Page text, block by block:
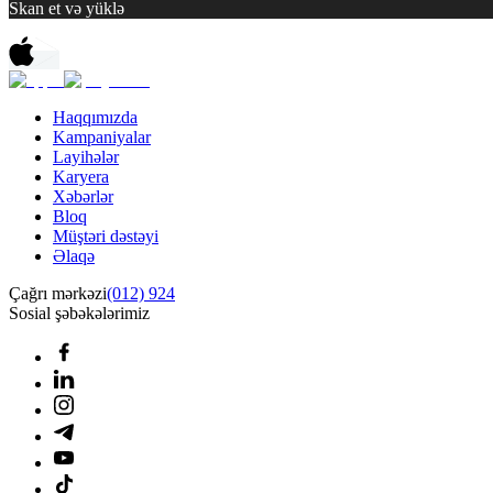
Skan et və yüklə
Haqqımızda
Kampaniyalar
Layihələr
Karyera
Xəbərlər
Bloq
Müştəri dəstəyi
Əlaqə
Çağrı mərkəzi(012) 924
Sosial şəbəkələrimiz